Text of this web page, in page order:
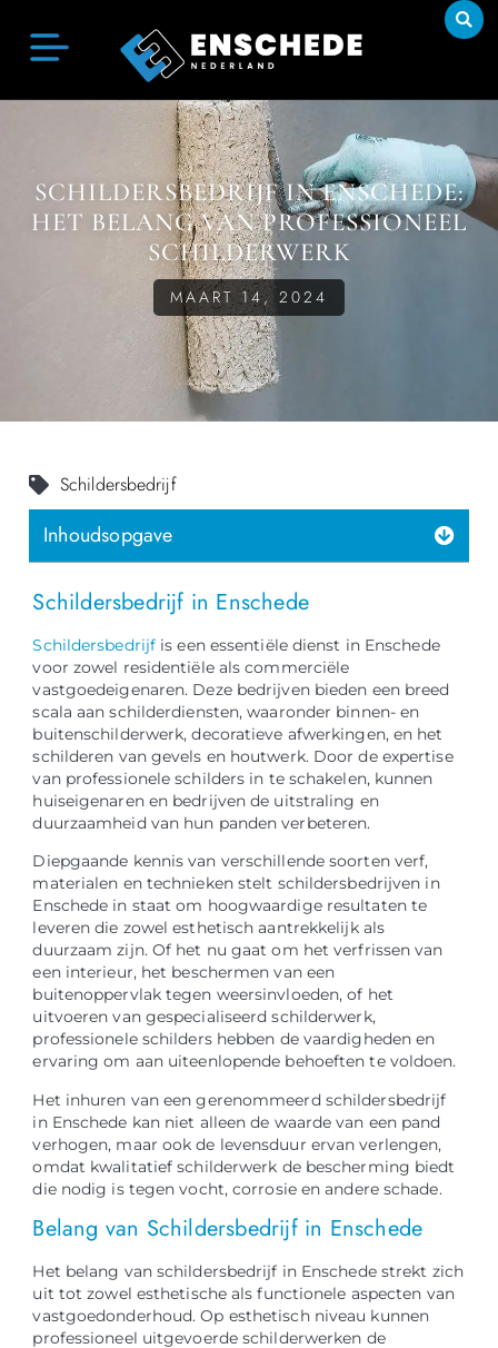
SCHILDERSBEDRIJF IN ENSCHEDE:
HET BELANG VAN PROFESSIONEEL
SCHILDERWERK
MAART 14, 2024
Schildersbedrijf in Enschede
Schildersbedrijf is een essentiële dienst in Enschede
voor zowel residentiële als commerciële
vastgoedeigenaren. Deze bedrijven bieden een breed
scala aan schilderdiensten, waaronder binnen- en
buitenschilderwerk, decoratieve afwerkingen, en het
schilderen van gevels en houtwerk. Door de expertise
van professionele schilders in te schakelen, kunnen
huiseigenaren en bedrijven de uitstraling en
duurzaamheid van hun panden verbeteren.
Diepgaande kennis van verschillende soorten verf,
materialen en technieken stelt schildersbedrijven in
Enschede in staat om hoogwaardige resultaten te
leveren die zowel esthetisch aantrekkelijk als
duurzaam zijn. Of het nu gaat om het verfrissen van
een interieur, het beschermen van een
buitenoppervlak tegen weersinvloeden, of het
uitvoeren van gespecialiseerd schilderwerk,
professionele schilders hebben de vaardigheden en
ervaring om aan uiteenlopende behoeften te voldoen.
Het inhuren van een gerenommeerd schildersbedrijf
in Enschede kan niet alleen de waarde van een pand
verhogen, maar ook de levensduur ervan verlengen,
omdat kwalitatief schilderwerk de bescherming biedt
die nodig is tegen vocht, corrosie en andere schade.
Belang van Schildersbedrijf in Enschede
Het belang van schildersbedrijf in Enschede strekt zich
uit tot zowel esthetische als functionele aspecten van
vastgoedonderhoud. Op esthetisch niveau kunnen
professioneel uitgevoerde schilderwerken de
Schildersbedrijf
Inhoudsopgave